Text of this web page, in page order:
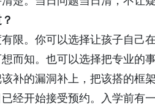
限。你可以选择让孩子自
而知。也可以选择把专业的
补的漏洞补上，把该搭的框
经开始接受预约。入学前有